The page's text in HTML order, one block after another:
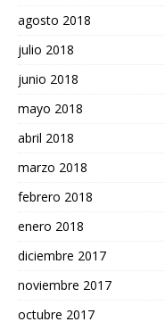
agosto 2018
julio 2018
junio 2018
mayo 2018
abril 2018
marzo 2018
febrero 2018
enero 2018
diciembre 2017
noviembre 2017
octubre 2017